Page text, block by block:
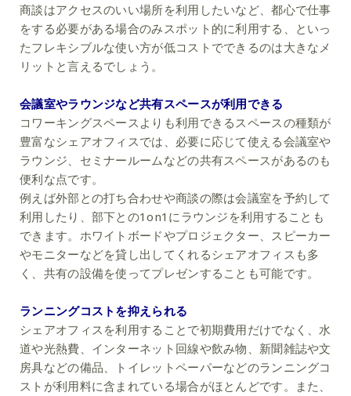
商談はアクセスのいい場所を利用したいなど、都心で仕事
をする必要がある場合のみスポット的に利用する、といっ
たフレキシブルな使い方が低コストでできるのは大きなメ
リットと言えるでしょう。
会議室やラウンジなど共有スペースが利用できる
コワーキングスペースよりも利用できるスペースの種類が
豊富なシェアオフィスでは、必要に応じて使える会議室や
ラウンジ、セミナールームなどの共有スペースがあるのも
便利な点です。
例えば外部との打ち合わせや商談の際は会議室を予約して
利用したり、部下との1on1にラウンジを利用することも
できます。ホワイトボードやプロジェクター、スピーカー
やモニターなどを貸し出してくれるシェアオフィスも多
く、共有の設備を使ってプレゼンすることも可能です。
ランニングコストを抑えられる
シェアオフィスを利用することで初期費用だけでなく、水
道や光熱費、インターネット回線や飲み物、新聞雑誌や文
房具などの備品、トイレットペーパーなどのランニングコ
ストが利用料に含まれている場合がほとんどです。また、